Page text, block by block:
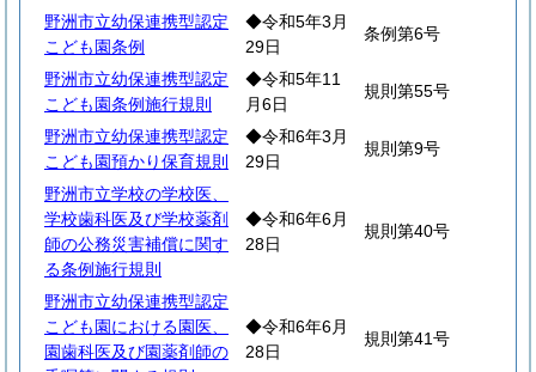
野洲市立幼保連携型認定
こども園条例
◆令和5年3月
29日
条例第6号
野洲市立幼保連携型認定
こども園条例施行規則
◆令和5年11
月6日
規則第55号
野洲市立幼保連携型認定
こども園預かり保育規則
◆令和6年3月
29日
規則第9号
野洲市立学校の学校医、
学校歯科医及び学校薬剤
師の公務災害補償に関す
る条例施行規則
◆令和6年6月
28日
規則第40号
野洲市立幼保連携型認定
こども園における園医、
園歯科医及び園薬剤師の
◆令和6年6月
28日
規則第41号